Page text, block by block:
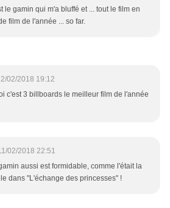
le gamin qui m'a bluffé et ... tout le film en
film de l'année ... so far.
02/2018 19:12
c'est 3 billboards le meilleur film de l'année
02/2018 22:51
aussi est formidable, comme l'était la
dans "L'échange des princesses" !